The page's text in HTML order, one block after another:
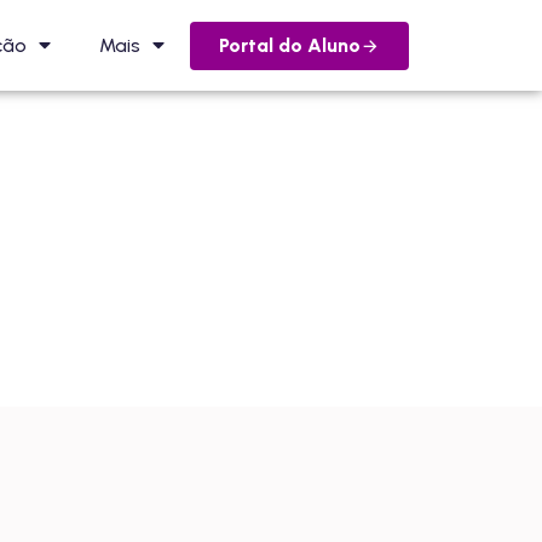
Mais Portal do Aluno